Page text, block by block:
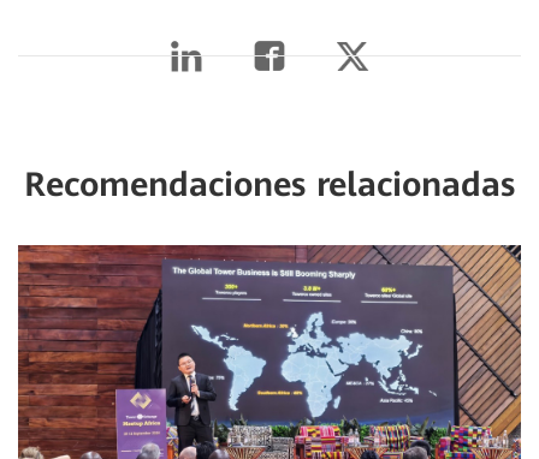
Recomendaciones relacionadas